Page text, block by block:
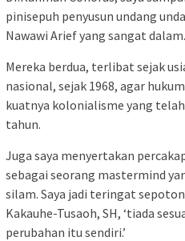
pinisepuh penyusun undang
Nawawi Arief yang sangat dalam.
Mereka berdua, terlibat sejak
nasional, sejak 1968, agar
kuatnya kolonialisme yang
tahun.
Juga saya menyertakan
sebagai seorang mastermind
silam. Saya jadi teringat
Kakauhe-Tusaoh, SH, ‘tiada
perubahan itu sendiri.’